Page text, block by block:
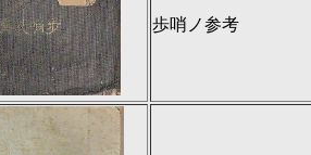
歩哨ノ参考